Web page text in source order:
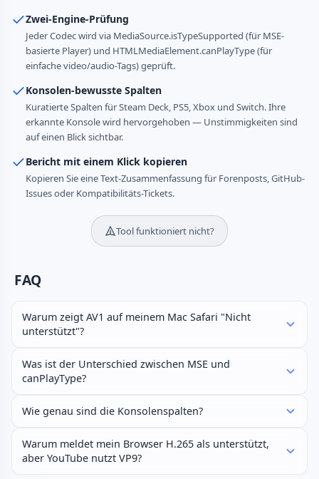
Zwei-Engine-Prüfung
Jeder Codec wird via MediaSource.isTypeSupported (für MSE-
basierte Player) und HTMLMediaElement.canPlayType (für
einfache video/audio-Tags) geprüft.
Konsolen-bewusste Spalten
Kuratierte Spalten für Steam Deck, PS5, Xbox und Switch. Ihre
erkannte Konsole wird hervorgehoben — Unstimmigkeiten sind
auf einen Blick sichtbar.
Bericht mit einem Klick kopieren
Kopieren Sie eine Text-Zusammenfassung für Forenposts, GitHub-
Issues oder Kompatibilitäts-Tickets.
Tool funktioniert nicht?
FAQ
Warum zeigt AV1 auf meinem Mac Safari "Nicht
unterstützt"?
Was ist der Unterschied zwischen MSE und
canPlayType?
Wie genau sind die Konsolenspalten?
Warum meldet mein Browser H.265 als unterstützt,
aber YouTube nutzt VP9?